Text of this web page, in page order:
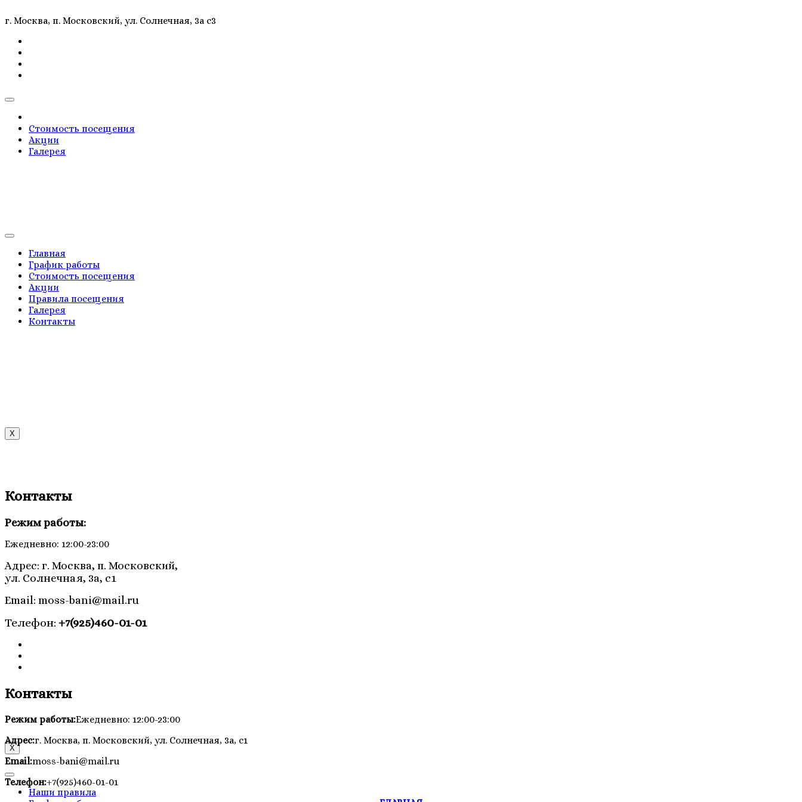
г. Москва, п. Московский, ул. Солнечная, 3а c3
Стоимость посещения
Акции
Галерея
X
Наши правила
Главная
График работы
Стоимость посещения
Акции
Правила посещения
Галерея
Контакты
X
Контакты
Режим работы:
Ежедневно: 12:00-23:00
Адрес: г. Москва, п. Московский,
ул. Солнечная, 3а, c1
Email: moss-bani@mail.ru
Телефон: +7(925)460-01-01
Контакты
Режим работы:Ежедневно: 12:00-23:00
Адрес:г. Москва, п. Московский, ул. Солнечная, 3а, c1
Email:moss-bani@mail.ru
Телефон:+7(925)460-01-01